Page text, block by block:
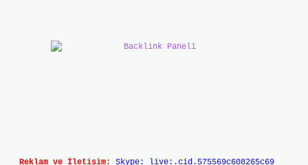
Reklam ve İletişim: Skype: live:.cid.575569c608265c69